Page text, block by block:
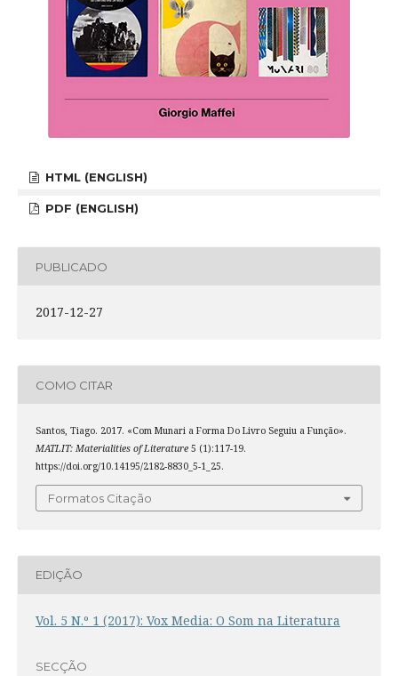
HTML (ENGLISH)
PDF (ENGLISH)
PUBLICADO
2017-12-27
COMO CITAR
Santos, Tiago. 2017. «Com Munari a Forma Do Livro Seguiu a Função».
MATLIT: Materialities of Literature5 (1):117-19.
https://doi.org/10.14195/2182-8830_5-1_25.
Formatos Citação
EDIÇÃO
Vol. 5 N.º 1 (2017): Vox Media: O Som na Literatura
SECÇÃO